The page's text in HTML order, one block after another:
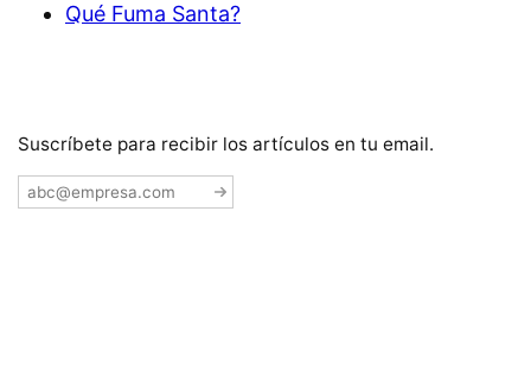
Qué Fuma Santa?
Suscríbete para recibir los artículos en tu email.